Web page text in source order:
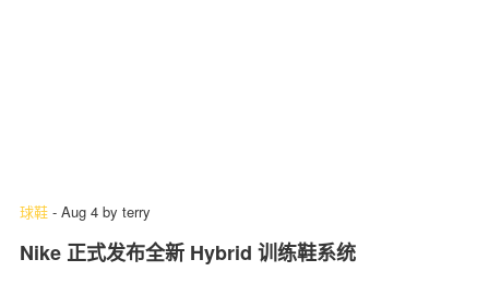
球鞋 - Aug 4 by terry
Nike 正式发布全新 Hybrid 训练鞋系统